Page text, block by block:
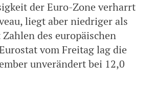
der Euro-Zone verharrt
liegt aber niedriger als
des europäischen
vom Freitag lag die
unverändert bei 12,0